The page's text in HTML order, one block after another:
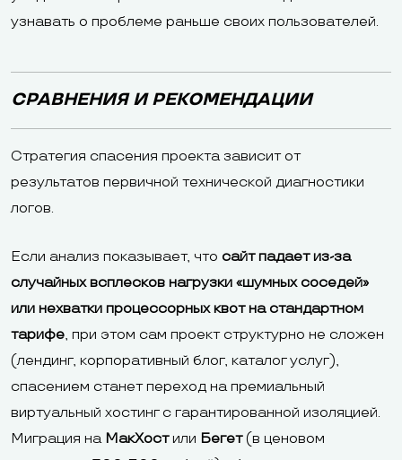
узнавать о проблеме раньше своих пользователей.
СРАВНЕНИЯ И РЕКОМЕНДАЦИИ
Стратегия спасения проекта зависит от
результатов первичной технической диагностики
логов.
Если анализ показывает, что сайт падает из-за
случайных всплесков нагрузки «шумных соседей»
или нехватки процессорных квот на стандартном
тарифе, при этом сам проект структурно не сложен
(лендинг, корпоративный блог, каталог услуг),
спасением станет переход на премиальный
виртуальный хостинг с гарантированной изоляцией.
Миграция на МакХостили Бегет(в ценовом